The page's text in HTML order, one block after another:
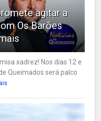
agitar a
Os Barões
xadrez! Nos dias 12 e
Queimados será palco